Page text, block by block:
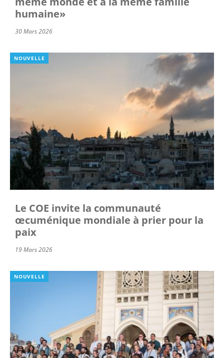
humaine»
30 Mars 2026
NOUVELLE
Le COE invite la communauté
œcuménique mondiale à prier pour la
paix
19 Mars 2026
NOUVELLE